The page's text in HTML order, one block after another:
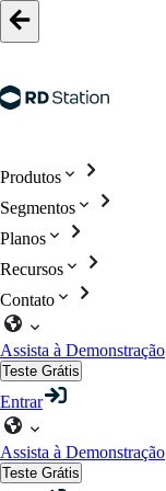
Produtos
Segmentos
Planos
Recursos
Contato
Assista à Demonstração
Teste Grátis
Entrar
Assista à Demonstração
Teste Grátis